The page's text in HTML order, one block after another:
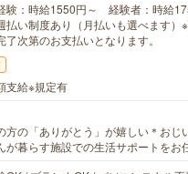
験：時給1550円～ 経験者：時給
払い制度あり（月払いも選べます）
了次第のお支払いとなります。
支給※規定有
方の「ありがとう」が嬉しい＊おじ
が暮らす施設での生活サポートを